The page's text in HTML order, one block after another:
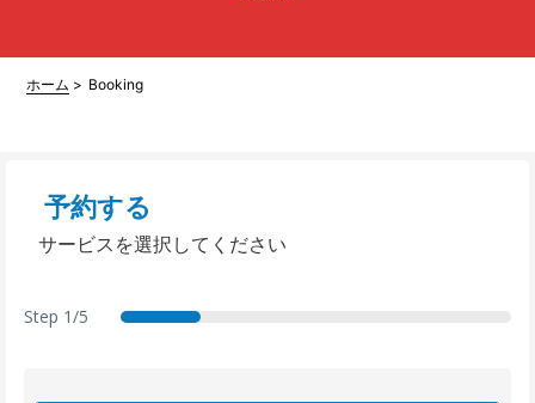
ホーム Booking
予約する
サービスを選択してください
Step 1/5 date
services